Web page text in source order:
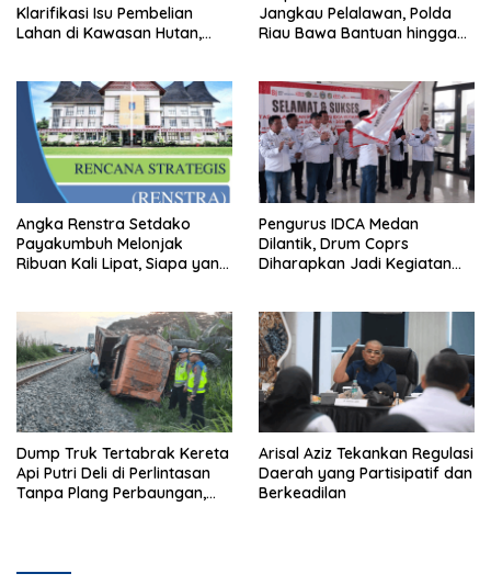
Klarifikasi Isu Pembelian
Lahan di Kawasan Hutan,
Jangkau Pelalawan, Polda
Riau Bawa Bantuan hingga
Angka Renstra Setdako
Payakumbuh Melonjak
Ribuan Kali Lipat, Siapa yang
Pengurus IDCA Medan
Dilantik, Drum Coprs
Diharapkan Jadi Kegiatan
Dump Truk Tertabrak Kereta
Api Putri Deli di Perlintasan
Tanpa Plang Perbaungan,
Arisal Aziz Tekankan Regulasi
Daerah yang Partisipatif dan
Berkeadilan